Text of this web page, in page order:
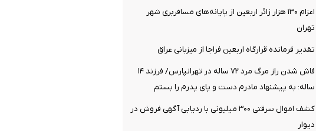
اعزام ۱۳۰ هزار زائر اربعین از پایانه‌های مسافربری شهر
تهران
تقدیر فرمانده قرارگاه اربعین فراجا از میزبانی عراق
فاش شدن راز مرگ مرد ۷۲ ساله در تهرانپارس/ فرزند ۱۴
ساله: به پیشنهاد مادرم دست و پای پدرم را بستم
کشف اموال سرقتی ۳۰۰ میلیونی با ردیابی آگهی فروش در
دیوار